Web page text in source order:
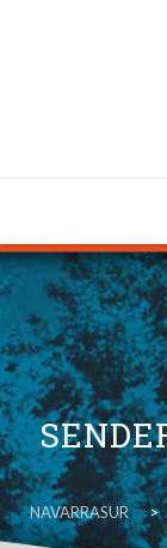
Skip
to
content
NAVARRASUR >